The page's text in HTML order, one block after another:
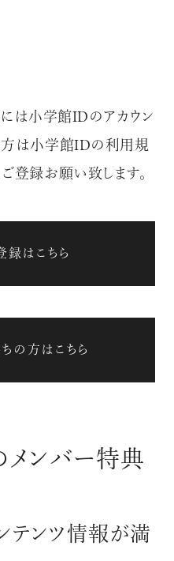
は小学館IDのアカウン
方は小学館IDの利用規
登録お願い致します。
はこちら
の方はこちら
メンバー特典
テンツ情報が満